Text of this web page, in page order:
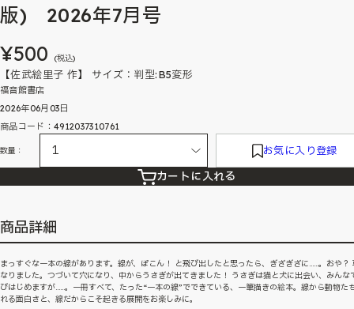
版) 2026年7月号
¥500 (税込)
【佐武絵里子 作】 サイズ：判型:B5変形
福音館書店
2026年06月03日
商品コード：4912037310761
数量： お気に入り登録
カートに入れる
商品詳細
まっすぐな一本の線があります。線が、ぽこん！ と飛び出したと思ったら、ぎざぎざに……。おや？
なりました。つづいて穴になり、中からうさぎが出てきました！ うさぎは猫と犬に出会い、みんな
びはじめますが……。一冊すべて、たった“一本の線”でできている、一筆描きの絵本。線から動物た
れる面白さと、線だからこそ起きる展開をお楽しみに。